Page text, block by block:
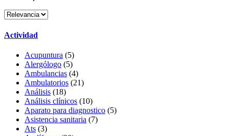
Actividad
Acupuntura (5)
Alergólogo (5)
Ambulancias (4)
Ambulatorios (21)
Análisis (18)
Análisis clínicos (10)
Aparato para diagnostico (5)
Asistencia sanitaria (7)
Ats (3)